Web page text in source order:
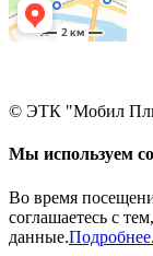
© ЭТК "Мобил
Мы используем
Во время
соглашаетесь с
данные.